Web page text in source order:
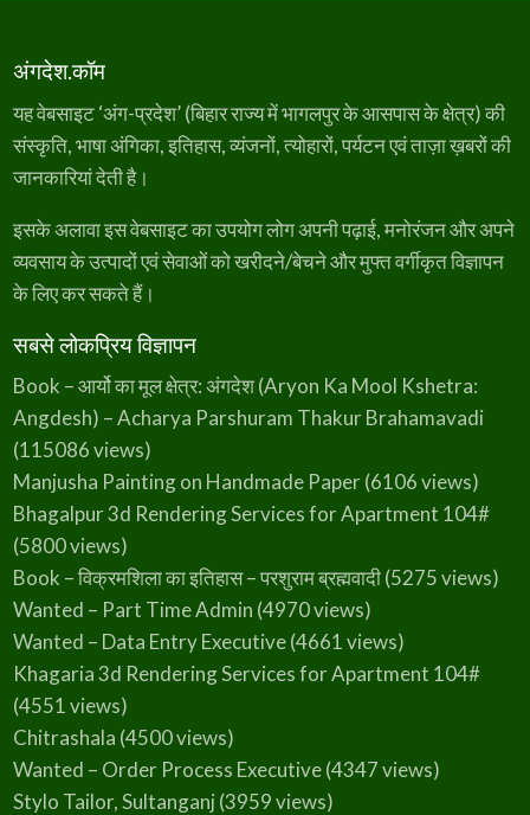
अंगदेश.कॉम
यह वेबसाइट ‘अंग-प्रदेश’ (बिहार राज्य में भागलपुर के आसपास के क्षेत्र) की
संस्कृति, भाषा अंगिका, इतिहास, व्यंजनों, त्योहारों, पर्यटन एवं ताज़ा ख़बरों की
जानकारियां देती है।
इसके अलावा इस वेबसाइट का उपयोग लोग अपनी पढ़ाई, मनोरंजन और अपने
व्यवसाय के उत्पादों एवं सेवाओं को खरीदने/बेचने और मुफ्त वर्गीकृत विज्ञापन
के लिए कर सकते हैं।
सबसे लोकप्रिय विज्ञापन
Book – आर्यो का मूल क्षेत्र: अंगदेश (Aryon Ka Mool Kshetra:
Angdesh) – Acharya Parshuram Thakur Brahamavadi
(115086 views)
Manjusha Painting on Handmade Paper(6106 views)
Bhagalpur 3d Rendering Services for Apartment 104#
(5800 views)
Book – विक्रमशिला का इतिहास – परशुराम ब्रह्मवादी(5275 views)
Wanted – Part Time Admin (4970 views)
Wanted – Data Entry Executive(4661 views)
Khagaria 3d Rendering Services for Apartment 104#
(4551 views)
Chitrashala (4500 views)
Wanted – Order Process Executive(4347 views)
Stylo Tailor, Sultanganj (3959 views)